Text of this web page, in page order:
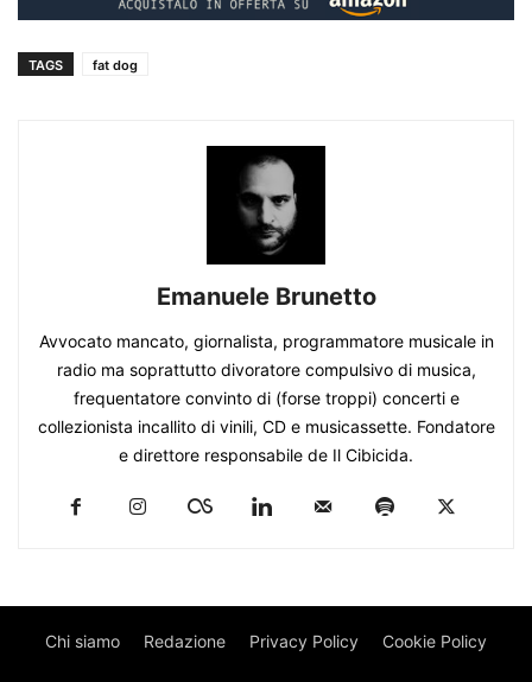
TAGS fat dog
Emanuele Brunetto
Avvocato mancato, giornalista, programmatore musicale in
radio ma soprattutto divoratore compulsivo di musica,
frequentatore convinto di (forse troppi) concerti e
collezionista incallito di vinili, CD e musicassette. Fondatore
e direttore responsabile de Il Cibicida.
Chi siamo Redazione Privacy Policy Cookie Policy